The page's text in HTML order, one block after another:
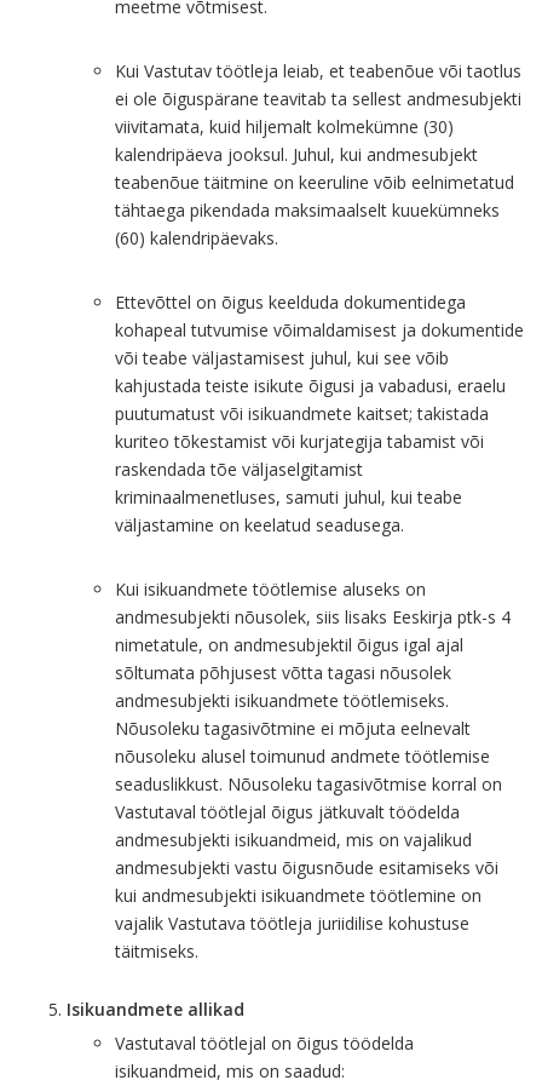
meetme võtmisest.
Kui Vastutav töötleja leiab, et teabenõue või taotlus
ei ole õiguspärane teavitab ta sellest andmesubjekti
viivitamata, kuid hiljemalt kolmekümne (30)
kalendripäeva jooksul. Juhul, kui andmesubjekt
teabenõue täitmine on keeruline võib eelnimetatud
tähtaega pikendada maksimaalselt kuuekümneks
(60) kalendripäevaks.
Ettevõttel on õigus keelduda dokumentidega
kohapeal tutvumise võimaldamisest ja dokumentide
või teabe väljastamisest juhul, kui see võib
kahjustada teiste isikute õigusi ja vabadusi, eraelu
puutumatust või isikuandmete kaitset; takistada
kuriteo tõkestamist või kurjategija tabamist või
raskendada tõe väljaselgitamist
kriminaalmenetluses, samuti juhul, kui teabe
väljastamine on keelatud seadusega.
Kui isikuandmete töötlemise aluseks on
andmesubjekti nõusolek, siis lisaks Eeskirja ptk-s 4
nimetatule, on andmesubjektil õigus igal ajal
sõltumata põhjusest võtta tagasi nõusolek
andmesubjekti isikuandmete töötlemiseks.
Nõusoleku tagasivõtmine ei mõjuta eelnevalt
nõusoleku alusel toimunud andmete töötlemise
seaduslikkust. Nõusoleku tagasivõtmise korral on
Vastutaval töötlejal õigus jätkuvalt töödelda
andmesubjekti isikuandmeid, mis on vajalikud
andmesubjekti vastu õigusnõude esitamiseks või
kui andmesubjekti isikuandmete töötlemine on
vajalik Vastutava töötleja juriidilise kohustuse
täitmiseks.
Isikuandmete allikad
Vastutaval töötlejal on õigus töödelda
isikuandmeid, mis on saadud: